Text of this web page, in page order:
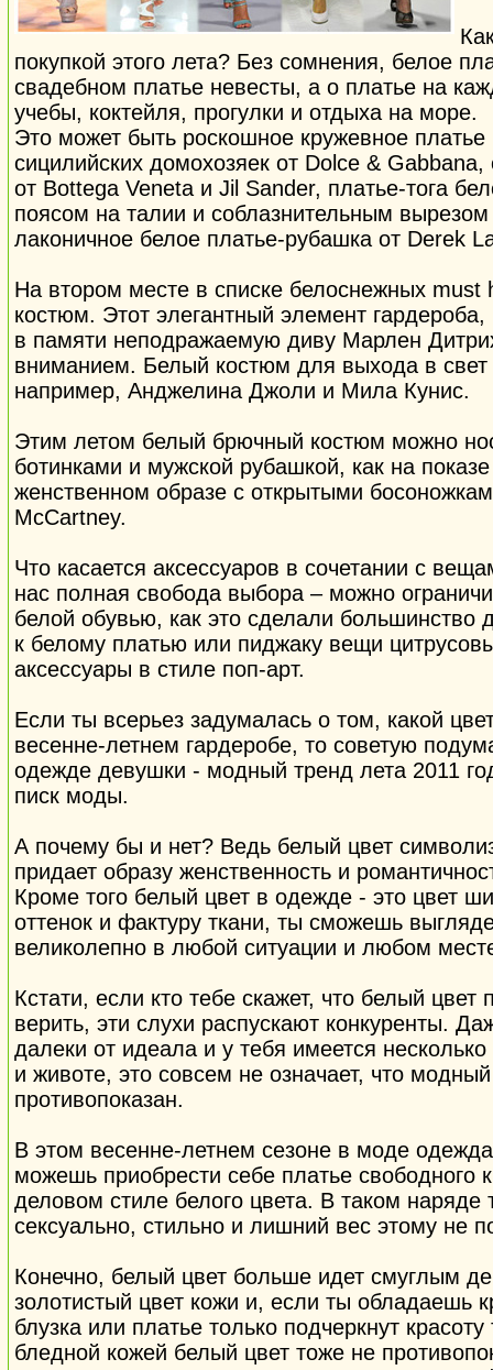
покупкой этого лета? Без сомнения, белое
свадебном платье невесты, а о платье на
учебы, коктейля, прогулки и отдыха на море.
Это может быть роскошное кружевное платье
сицилийских домохозяек от Dolce &
от Bottega Veneta и Jil Sander, платье-тога
поясом на талии и соблазнительным
лаконичное белое платье-рубашка от Derek
На втором месте в списке белоснежных
костюм. Этот элегантный элемент
в памяти неподражаемую диву Марлен
вниманием. Белый костюм для выхода в
например, Анджелина Джоли и Мила Кунис.
Этим летом белый брючный костюм можно
ботинками и мужской рубашкой, как на
женственном образе с открытыми
McCartney.
Что касается аксессуаров в сочетании с
нас полная свобода выбора – можно
белой обувью, как это сделали большинство
к белому платью или пиджаку вещи
аксессуары в стиле поп-арт.
Если ты всерьез задумалась о том, какой
весенне-летнем гардеробе, то советую
одежде девушки - модный тренд лета 2011
писк моды.
А почему бы и нет? Ведь белый цвет
придает образу женственность и
Кроме того белый цвет в одежде - это цвет
оттенок и фактуру ткани, ты сможешь
великолепно в любой ситуации и любом
Кстати, если кто тебе скажет, что белый
верить, эти слухи распускают конкуренты.
далеки от идеала и у тебя имеется
и животе, это совсем не означает, что
противопоказан.
В этом весенне-летнем сезоне в моде
можешь приобрести себе платье свободного
деловом стиле белого цвета. В таком
сексуально, стильно и лишний вес этому не
Конечно, белый цвет больше идет смуглым
золотистый цвет кожи и, если ты обладаешь
блузка или платье только подчеркнут
бледной кожей белый цвет тоже не